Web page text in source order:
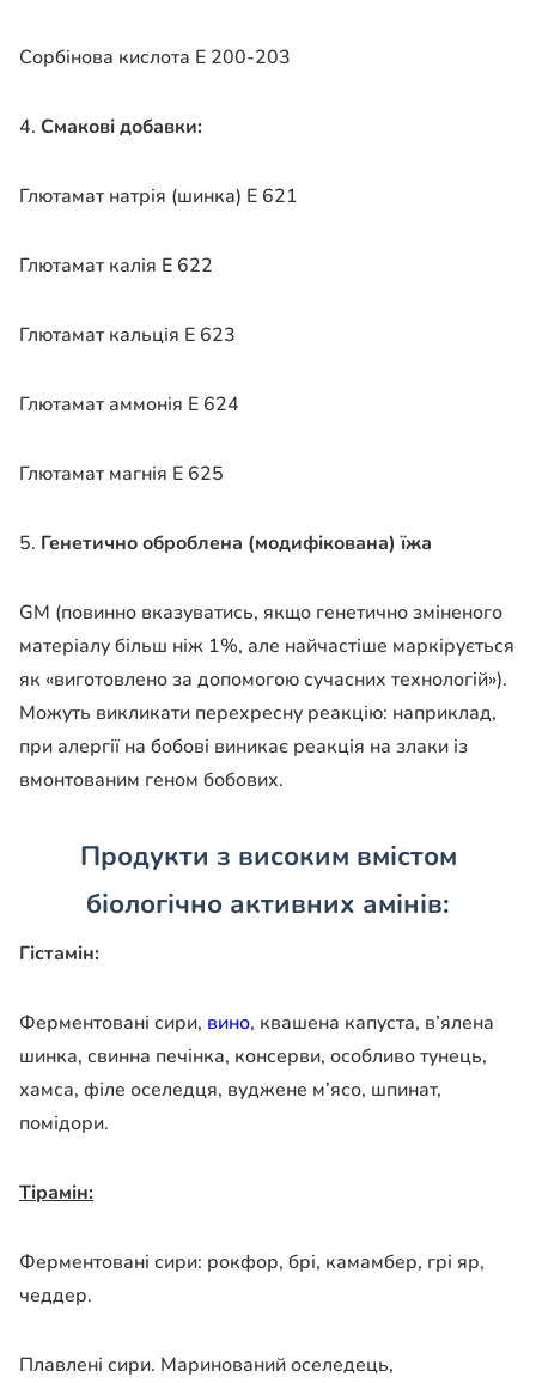
Сорбінова кислота Е 200-203
4. Смакові добавки:
Глютамат натрія (шинка) Е 621
Глютамат калія Е 622
Глютамат кальція Е 623
Глютамат аммонія Е 624
Глютамат магнія Е 625
5. Генетично оброблена (модифікована) їжа
GM (повинно вказуватись, якщо генетично зміненого
матеріалу більш ніж 1%, але найчастіше маркірується
як «виготовлено за допомогою сучасних технологій»).
Можуть викликати перехресну реакцію: наприклад,
при алергії на бобові виникає реакція на злаки із
вмонтованим геном бобових.
Продукти з високим вмістом
біологічно активних амінів:
Гістамін:
Ферментовані сири, вино, квашена капуста, в’ялена
шинка, свинна печінка, консерви, особливо тунець,
хамса, філе оселедця, вуджене м’ясо, шпинат,
помідори.
Тірамін:
Ферментовані сири: рокфор, брі, камамбер, грі яр,
чеддер.
Плавлені сири. Маринований оселедець,